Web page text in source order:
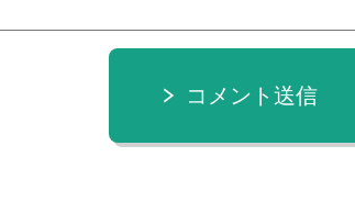
コメント送信